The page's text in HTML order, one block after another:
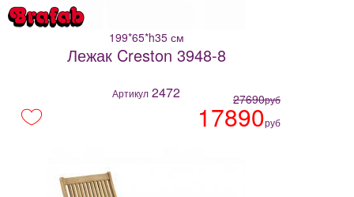
199*65*h35 см
Лежак Creston 3948-8
Артикул 2472 27690руб
17890руб